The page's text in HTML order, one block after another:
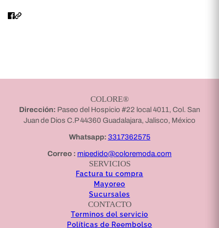
COLORE®
Dirección: Paseo del Hospicio #22 local 4011, Col. San
Juan de Dios C.P 44360 Guadalajara, Jalisco, México
Whatsapp: 3317362575
Correo : mipedido@coloremoda.com
SERVICIOS
Factura tu compra
Mayoreo
Sucursales
CONTACTO
Terminos del servicio
Políticas de Reembolso